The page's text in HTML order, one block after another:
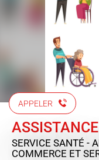
APPELER
SERVICE SANTÉ -
COMMERCE ET